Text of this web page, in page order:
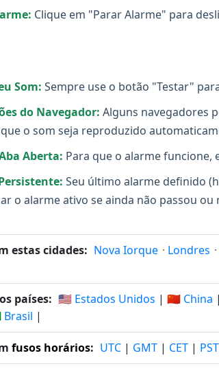
Clique em "Parar Alarme" para
Som: Sempre use o botão "Testar"
do Navegador: Alguns navegadores
o som seja reproduzido
Aberta: Para que o alarme funcione,
Seu último alarme definido
o alarme ativo se ainda não passou
estas cidades: Nova Iorque · Londres ·
países: 🇺🇸 Estados Unidos | 🇨🇳 China |
Brasil |
fusos horários: UTC | GMT | CET | PST